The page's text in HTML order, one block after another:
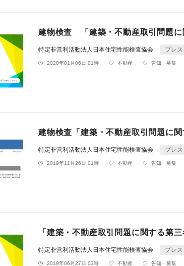
建物検査 「建築・不動産取引問題に
特定非営利活動法人日本住宅性能検査協会 プレ
2020年01月06日 01時 不動産 告知・募集
建物検査「建築・不動産取引問題に
特定非営利活動法人日本住宅性能検査協会 プレ
2019年11月26日 01時 不動産 告知・募集
「建築・不動産取引問題に関する第
特定非営利活動法人日本住宅性能検査協会 プレ
2019年06月27日 03時 不動産 告知・募集